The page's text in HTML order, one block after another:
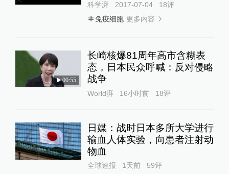
科学湃 2017-07-04 18评
免疫细胞 更多内容
00:55
长崎核爆81周年高市含糊表
态，日本民众呼喊：反对侵略
战争
World湃 16小时前 18评
日媒：战时日本多所大学进行
输血人体实验，向患者注射动
物血
全球速报 1天前 59评